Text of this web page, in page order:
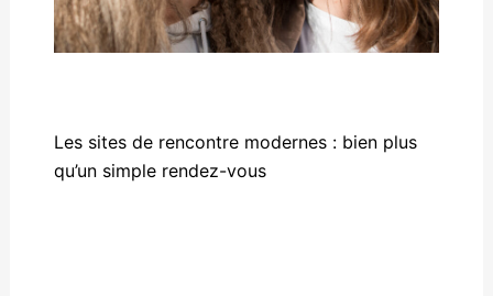
Les sites de rencontre modernes : bien plus
qu’un simple rendez-vous